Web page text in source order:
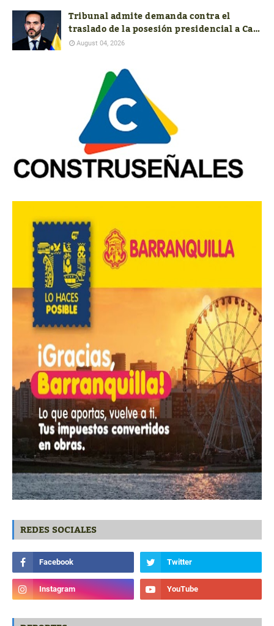
Tribunal admite demanda contra el
traslado de la posesión presidencial a Cali
y pide soportes jurídicos, presupuestales
August 04, 2026
REDES SOCIALES